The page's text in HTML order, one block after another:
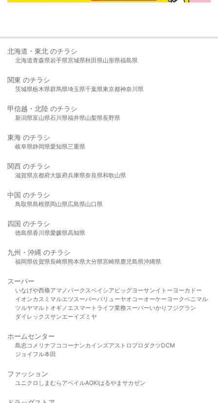
北海道・東北 のチラシ
北海道青森県岩手県宮城県秋田県山形県福島県
関東 のチラシ
茨城県栃木県群馬県埼玉県千葉県東京都神奈川県
甲信越・北陸 のチラシ
新潟県富山県石川県福井県山梨県長野県
東海 のチラシ
岐阜県静岡県愛知県三重県
関西 のチラシ
滋賀県京都府大阪府兵庫県奈良県和歌山県
中国 のチラシ
鳥取県島根県岡山県広島県山口県
四国 のチラシ
徳島県香川県愛媛県高知県
九州・沖縄 のチラシ
福岡県佐賀県長崎県熊本県大分県宮崎県鹿児島県沖縄県
スーパー
いなげや西條アマノパークスベイシア ビッグヨーサンイトーヨーカドー
イオンカスミ マルエツスーパーバリューヤオコーオーケー ヨークベニマル
ツルヤマルト オギノ エスマート ライフ業務スーパーいかり フジグラン
ダイレックスサンエーイズミヤ
ホームセンター
島忠 コメリ ナフコ コーナンカインズアストロプロダクツDCM
ジョイフル本田
ファッション
ユニクロ しまむら アベイルAOKIはるやま サカゼン